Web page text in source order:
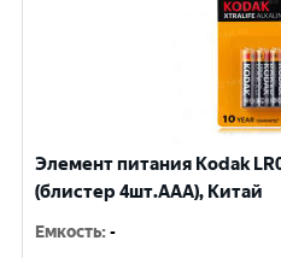
Элемент питания Kodak
(блистер 4шт.AАА), Китай
Емкость:-